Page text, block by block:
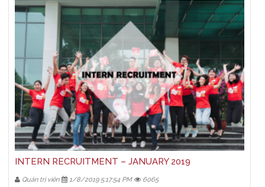
INTERN RECRUITMENT – JANUARY 2019
Quản trị viên 1/8/2019 5:17:54 PM 6065